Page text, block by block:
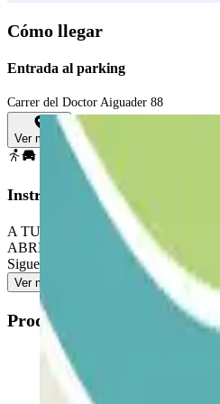
Cómo llegar
Entrada al parking
Carrer del Doctor Aiguader 88
Ver mapa
Instrucciones
A TU LLEGADA: Accede al
ABRE: Utiliza el interfono para
Sigue el mismo procedimiento
Ver más
Productos disponibles